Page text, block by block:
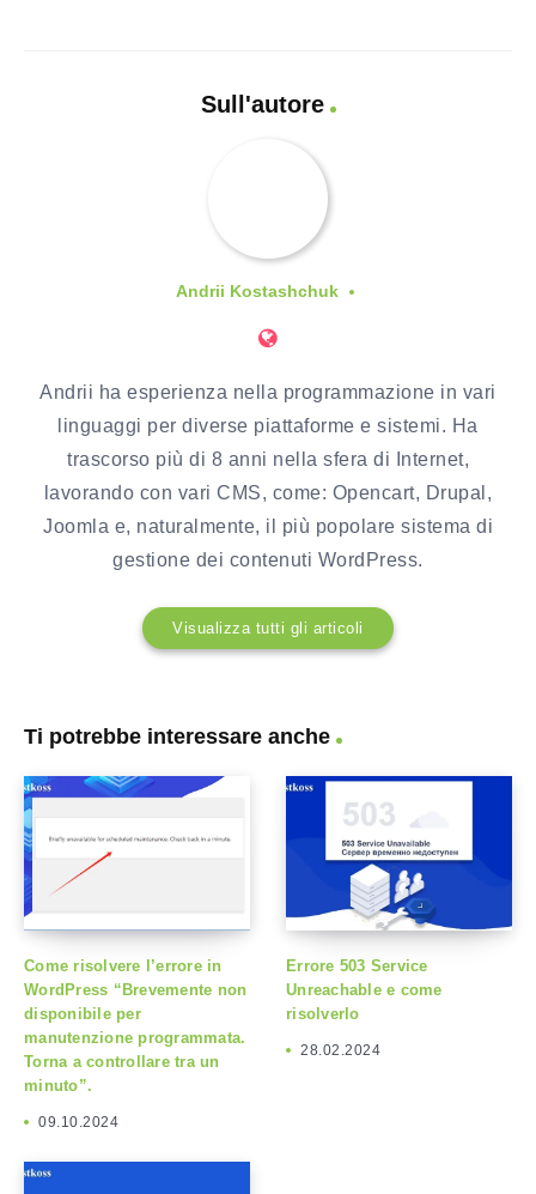
Sull'autore
Andrii Kostashchuk
Andrii ha esperienza nella programmazione in vari
linguaggi per diverse piattaforme e sistemi. Ha
trascorso più di 8 anni nella sfera di Internet,
lavorando con vari CMS, come: Opencart, Drupal,
Joomla e, naturalmente, il più popolare sistema di
gestione dei contenuti WordPress.
Visualizza tutti gli articoli
Ti potrebbe interessare anche
Come risolvere l’errore in
WordPress “Brevemente non
disponibile per
manutenzione programmata.
Torna a controllare tra un
minuto”.
09.10.2024
Errore 503 Service
Unreachable e come
risolverlo
28.02.2024